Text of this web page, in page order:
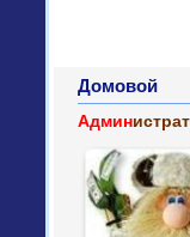
Домовой
Админ